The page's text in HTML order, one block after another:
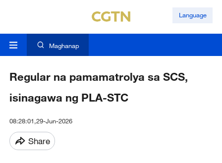
Language
Maghanap
Regular na pamamatrolya sa SCS,
isinagawa ng PLA-STC
08:28:01,29-Jun-2026
Share